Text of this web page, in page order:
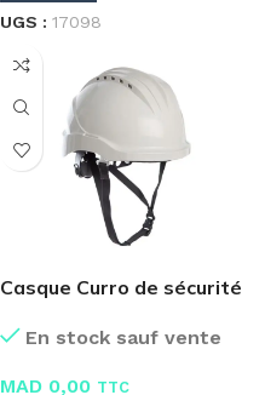
UGS : 17098
Casque Curro de sécurité
En stock sauf vente
MAD 0,00 TTC